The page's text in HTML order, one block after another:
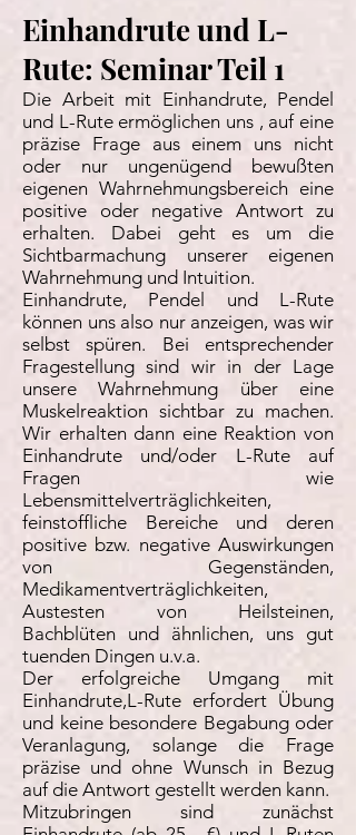
Einhandrute und L-
Rute: Seminar Teil 1
Die Arbeit mit Einhandrute, Pendel
und L-Rute ermöglichen uns , auf eine
präzise Frage aus einem uns nicht
oder nur ungenügend bewußten
eigenen Wahrnehmungsbereich eine
positive oder negative Antwort zu
erhalten. Dabei geht es um die
Sichtbarmachung unserer eigenen
Wahrnehmung und Intuition.
Einhandrute, Pendel und L-Rute
können uns also nur anzeigen, was wir
selbst spüren. Bei entsprechender
Fragestellung sind wir in der Lage
unsere Wahrnehmung über eine
Muskelreaktion sichtbar zu machen.
Wir erhalten dann eine Reaktion von
Einhandrute und/oder L-Rute auf
Fragen wie
Lebensmittelverträglichkeiten,
feinstoffliche Bereiche und deren
positive bzw. negative Auswirkungen
von Gegenständen,
Medikamentverträglichkeiten,
Austesten von Heilsteinen,
Bachblüten und ähnlichen, uns gut
tuenden Dingen u.v.a.
Der erfolgreiche Umgang mit
Einhandrute,L-Rute erfordert Übung
und keine besondere Begabung oder
Veranlagung, solange die Frage
präzise und ohne Wunsch in Bezug
auf die Antwort gestellt werden kann.
Mitzubringen sind zunächst